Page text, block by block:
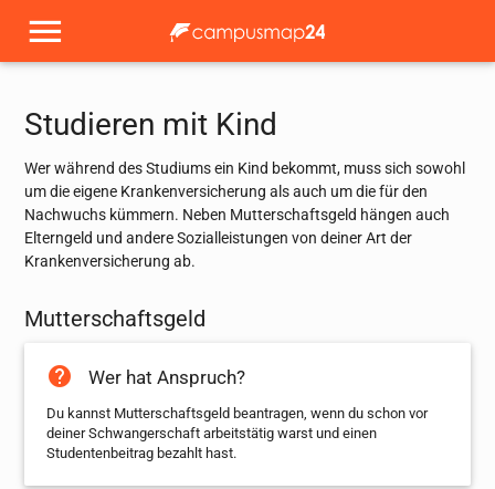
Studieren mit Kind
Wer während des Studiums ein Kind bekommt, muss sich sowohl
um die eigene Krankenversicherung als auch um die für den
Nachwuchs kümmern. Neben Mutterschaftsgeld hängen auch
Elterngeld und andere Sozialleistungen von deiner Art der
Krankenversicherung ab.
Mutterschaftsgeld
help Wer hat Anspruch?
Du kannst Mutterschaftsgeld beantragen, wenn du schon vor
deiner Schwangerschaft arbeitstätig warst und einen
Studentenbeitrag bezahlt hast.